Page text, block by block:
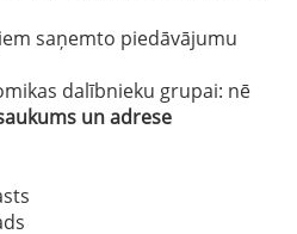
saņemto piedāvājumu
dalībnieku grupai: nē
un adrese